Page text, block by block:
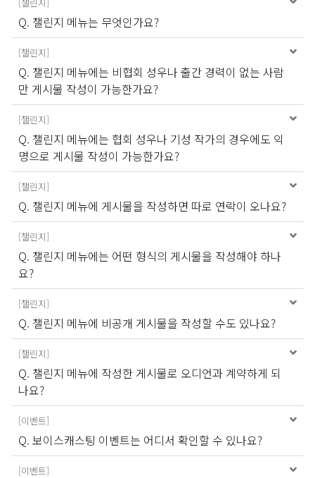
Q. 챌린지 메뉴는 무엇인가요?
[챌린지]
Q. 챌린지 메뉴에는 비협회 성우나 출간 경력이 없는 사람
만 게시물 작성이 가능한가요?
[챌린지]
Q. 챌린지 메뉴에는 협회 성우나 기성 작가의 경우에도 익
명으로 게시물 작성이 가능한가요?
[챌린지]
Q. 챌린지 메뉴에 게시물을 작성하면 따로 연락이 오나요?
[챌린지]
Q. 챌린지 메뉴에는 어떤 형식의 게시물을 작성해야 하나
요?
[챌린지]
Q. 챌린지 메뉴에 비공개 게시물을 작성할 수도 있나요?
[챌린지]
Q. 챌린지 메뉴에 작성한 게시물로 오디언과 계약하게 되
나요?
[이벤트]
Q. 보이스캐스팅 이벤트는 어디서 확인할 수 있나요?
[이벤트]